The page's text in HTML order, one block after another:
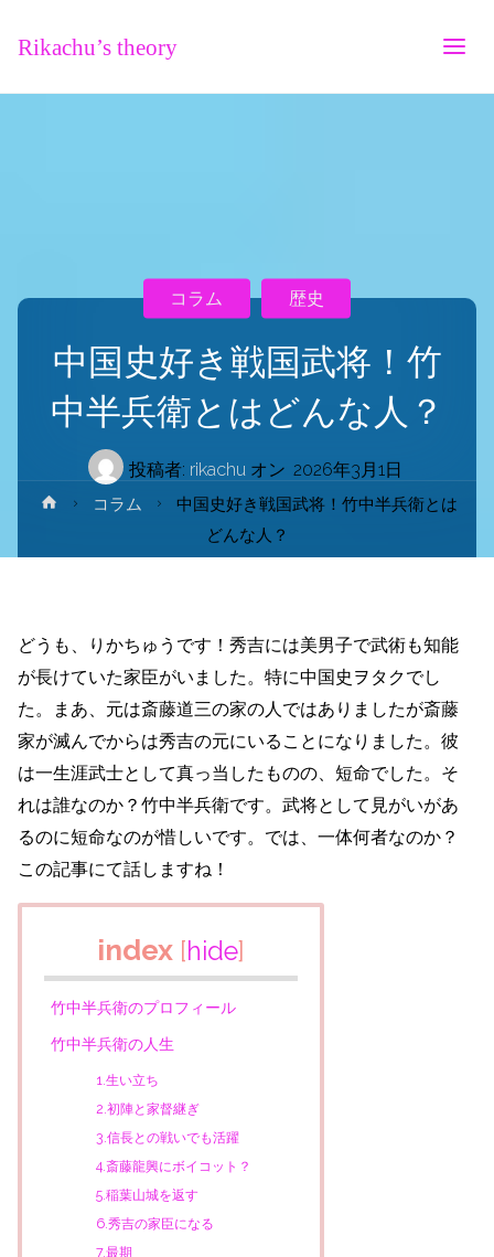
Rikachu’s theory
中国史好き戦国武将！竹
中半兵衛とはどんな人？
投稿者: rikachu オン 2026年3月1日
コラム 歴史
ホ
ム
コラム
中国史好き戦国武将！竹中半兵衛とは
どんな人？
どうも、りかちゅうです！秀吉には美男子で武術も知能
が長けていた家臣がいました。特に中国史ヲタクでし
た。まあ、元は斎藤道三の家の人ではありましたが斎藤
家が滅んでからは秀吉の元にいることになりました。彼
は一生涯武士として真っ当したものの、短命でした。 そ
れは誰なのか？竹中半兵衛です。武将として見がいがあ
るのに短命なのが惜しいです。では、一体何者なのか？
この記事にて話しますね！
index [hide]
竹中半兵衛のプロフィール
竹中半兵衛の人生
1.生い立ち
2.初陣と家督継ぎ
3.信長との戦いでも活躍
4.斎藤龍興にボイコット？
5.稲葉山城を返す
6.秀吉の家臣になる
7.最期